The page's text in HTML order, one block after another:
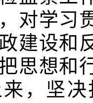
对学习
建设和
思想和
，坚